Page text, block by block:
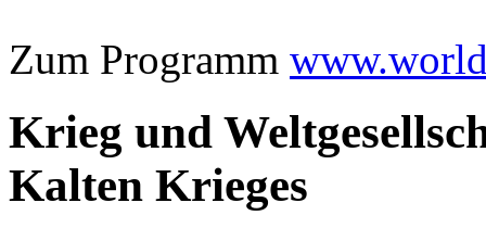
Zum Programm
Krieg und
Kalten Krieges